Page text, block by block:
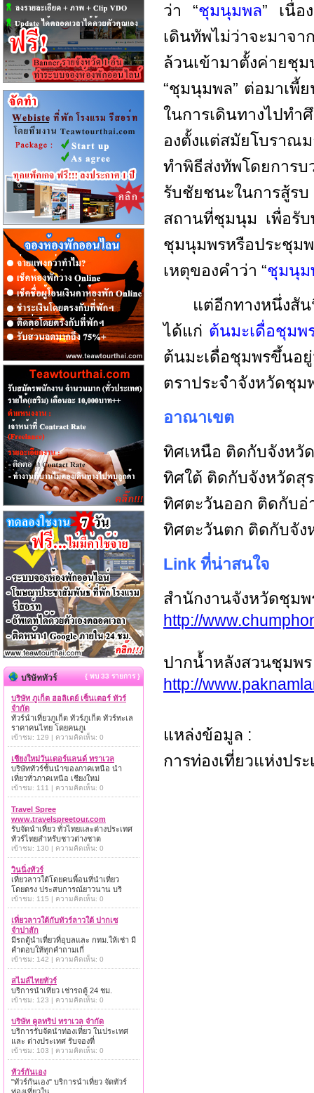
ว่า “ชุมนุมพล” เนื่อ
เดินทัพไม่ว่าจะมาจา
ล้วนเข้ามาตั้งค่ายชุ
“ชุมนุมพล” ต่อมาเพี้
ในการเดินทางไปท
องตั้งแต่สมัยโบราณ
ทำพิธีส่งทัพโดยการบ
รับชัยชนะในการสู้ร
สถานที่ชุมนุม เพื่อรั
ชุมนุมพรหรือประชุม
เหตุของคำว่า “ชุมนุม
แต่อีกทางหนึ่งสัน
ได้แก่ ต้นมะเดื่อชุม
ต้นมะเดื่อชุมพรขึ้นอ
ตราประจำจังหวัดชุม
อาณาเขต
ทิศเหนือ ติดกับจังหวั
ทิศใต้ ติดกับจังหวัดสุ
ทิศตะวันออก ติดกับอ่
ทิศตะวันตก ติดกับจัง
Link ที่น่าสนใจ
สำนักงานจังหวัดชุมพ
http://
ปากน้ำหลังสวนชุมพร
http://
แหล่งข้อมูล :
การท่องเที่ยวแห่งปร
บริษัททัวร์ { พบ 33 รายการ }
บริษัท ภูเก็ต ฮอลิเดย์ เซ็นเตอร์ ทัวร์
จำกัด
ทัวร์นำเที่ยวภูเก็ต ทัวร์ภูเก็ต ทัวร์ทะเล
ราคาคนไทย โดยคนภูเ
เข้าชม: 129 | ความคิดเห็น: 0
เชียงใหม่วันเดอร์แลนด์ ทราเวล
บริษัททัวร์ชั้นนำของภาคเหนือ นำ
เที่ยวทั่วภาคเหนือ เชียงใหม่
เข้าชม: 111 | ความคิดเห็น: 0
Travel Spree
www.travelspreetour.com
รับจัดนำเที่ยว ทั่วไทยและต่างประเทศ
ทัวร์ไทยสำหรับชาวต่างชาต
เข้าชม: 130 | ความคิดเห็น: 0
วินนิ่งทัวร์
เที่ยวลาวใต้โดยคนพื้อนที่นำเที่ยว
โดยตรง ประสบการณ์ยาวนาน บริ
เข้าชม: 115 | ความคิดเห็น: 0
เที่ยวลาวใต้กับทัวร์ลาวใต้ ปากเซ
จำปาสัก
มีรถตู้นำเที่ยวที่อุบลและ กทม.ให้เช่า มี
คำตอบให้ทุกคำถามเกี่
เข้าชม: 142 | ความคิดเห็น: 0
สไมล์ไทยทัวร์
บริการนำเที่ยว เช่ารถตู้ 24 ชม.
เข้าชม: 123 | ความคิดเห็น: 0
บริษัท คูลทริป ทราเวล จำกัด
บริการรับจัดนำท่องเที่ยว ในประเทศ
และ ต่างประเทศ รับจองที่
เข้าชม: 103 | ความคิดเห็น: 0
ทัวร์กันเอง
"ทัวร์กันเอง" บริการนำเที่ยว จัดทัวร์